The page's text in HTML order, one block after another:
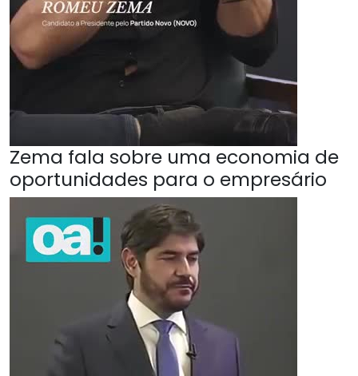
Zema fala sobre uma economia de
oportunidades para o empresário